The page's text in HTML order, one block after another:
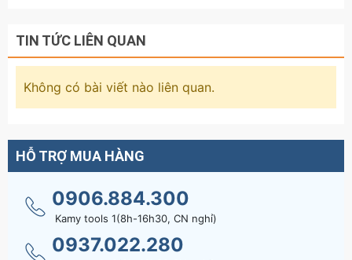
TIN TỨC LIÊN QUAN
Không có bài viết nào liên quan.
HỖ TRỢ MUA HÀNG
0906.884.300
Kamy tools 1(8h-16h30, CN nghỉ)
0937.022.280